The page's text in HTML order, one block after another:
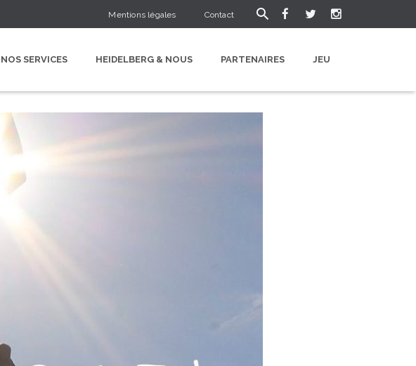
Mentions légales Contact
NOS SERVICES HEIDELBERG & NOUS PARTENAIRES JEU